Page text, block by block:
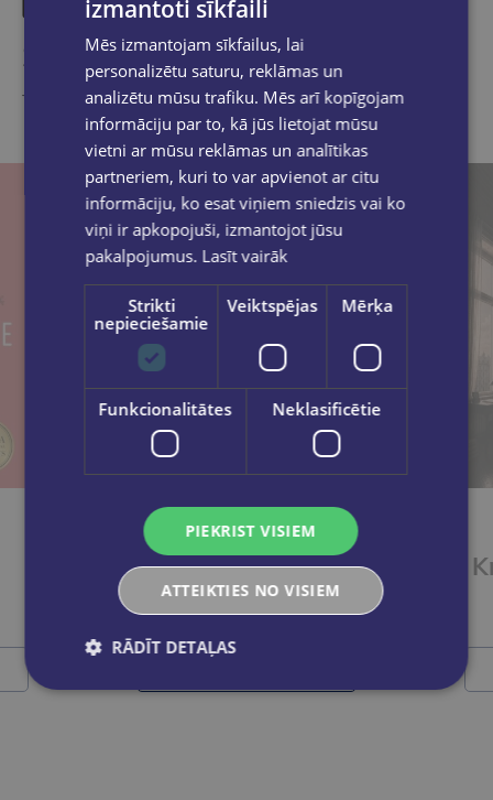
Similar products
Take a look
JEVHEŅIJA KUZŅECOVA
Pajautājiet Miječkai
€20.95
izmantoti sīkfaili
Mēs izmantojam sīkfailus, lai
personalizētu saturu, reklāmas un
analizētu mūsu trafiku. Mēs arī kopīgojam
informāciju par to, kā jūs lietojat mūsu
vietni ar mūsu reklāmas un analītikas
partneriem, kuri to var apvienot ar citu
informāciju, ko esat viņiem sniedzis vai ko
viņi ir apkopojuši, izmantojot jūsu
pakalpojumus. Lasīt vairāk
Strikti
nepieciešamie
Veiktspējas Mērķa
Funkcionalitātes Neklasificētie
PIEKRIST VISIEM
ATTEIKTIES NO VISIEM
RĀDĪT DETAĻAS